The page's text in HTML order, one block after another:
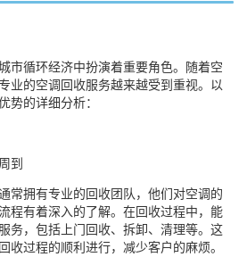
市循环经济中扮演着重要角色。随着空
业的空调回收服务越来越受到重视。以
势的详细分析：
到
常拥有专业的回收团队，他们对空调的
程有着深入的了解。在回收过程中，能
务，包括上门回收、拆卸、清理等。这
收过程的顺利进行，减少客户的麻烦。